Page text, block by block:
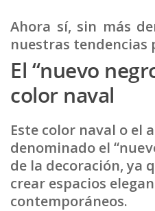
Ahora sí, sin más
nuestras tendencias
El “nuevo
color naval
Este color naval o el
denominado el
de la decoración, ya
crear espacios
contemporáneos.